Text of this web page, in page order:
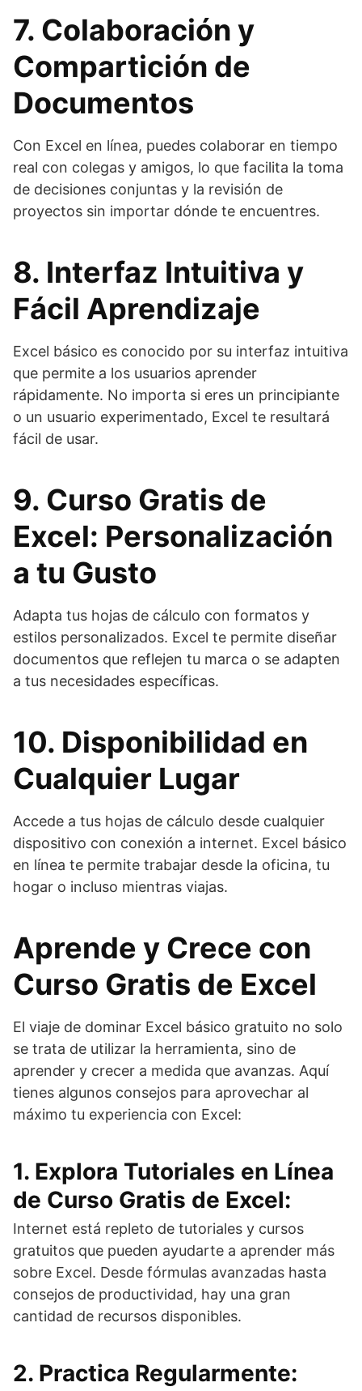
7. Colaboración y
Compartición de
Documentos
Con Excel en línea, puedes colaborar en tiempo
real con colegas y amigos, lo que facilita la toma
de decisiones conjuntas y la revisión de
proyectos sin importar dónde te encuentres.
8. Interfaz Intuitiva y
Fácil Aprendizaje
Excel básico es conocido por su interfaz intuitiva
que permite a los usuarios aprender
rápidamente. No importa si eres un principiante
o un usuario experimentado, Excel te resultará
fácil de usar.
9. Curso Gratis de
Excel: Personalización
a tu Gusto
Adapta tus hojas de cálculo con formatos y
estilos personalizados. Excel te permite diseñar
documentos que reflejen tu marca o se adapten
a tus necesidades específicas.
10. Disponibilidad en
Cualquier Lugar
Accede a tus hojas de cálculo desde cualquier
dispositivo con conexión a internet. Excel básico
en línea te permite trabajar desde la oficina, tu
hogar o incluso mientras viajas.
Aprende y Crece con
Curso Gratis de Excel
El viaje de dominar Excel básico gratuito no solo
se trata de utilizar la herramienta, sino de
aprender y crecer a medida que avanzas. Aquí
tienes algunos consejos para aprovechar al
máximo tu experiencia con Excel:
1. Explora Tutoriales en Línea
de Curso Gratis de Excel:
Internet está repleto de tutoriales y cursos
gratuitos que pueden ayudarte a aprender más
sobre Excel. Desde fórmulas avanzadas hasta
consejos de productividad, hay una gran
cantidad de recursos disponibles.
2. Practica Regularmente: